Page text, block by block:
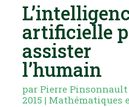
artificielle
assister
l’humain
par Pierre Pinsonnault
2015 | Mathématiques